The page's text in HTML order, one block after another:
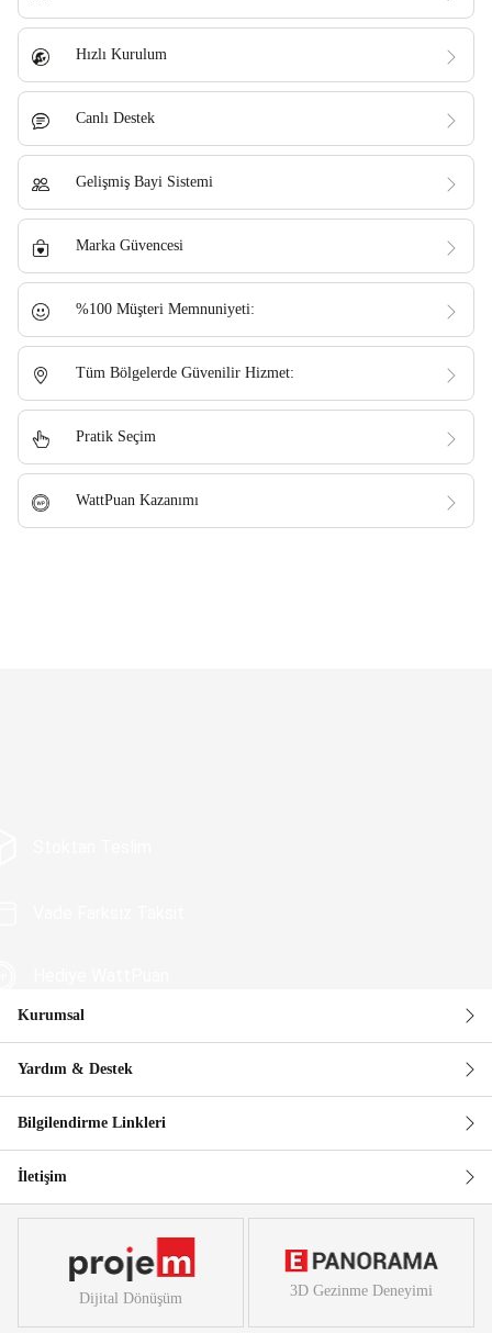
Hızlı Kurulum
Canlı Destek
Gelişmiş Bayi Sistemi
Marka Güvencesi
%100 Müşteri Memnuniyeti:
Tüm Bölgelerde Güvenilir Hizmet:
Pratik Seçim
WattPuan Kazanımı
Güvenli Alışveriş
Kurumsal
Yardım & Destek
Bilgilendirme Linkleri
İletişim
Dijital Dönüşüm 3D Gezinme Deneyimi